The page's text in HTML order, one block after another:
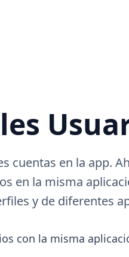
cuentas en la app.
en la misma
y de diferentes
con la misma